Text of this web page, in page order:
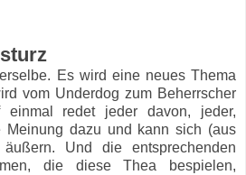
Es wird eine neues Thema
vom Underdog zum Beherrscher
einmal redet jeder davon, jeder,
Meinung dazu und kann sich (aus
Und die entsprechenden
die diese Thea bespielen,